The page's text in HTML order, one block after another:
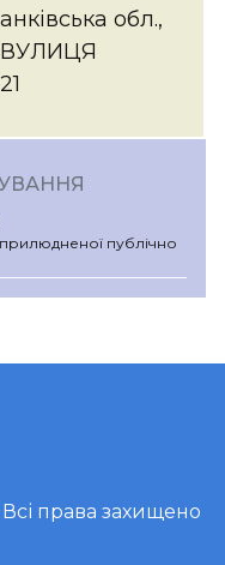
обл.,
ВУЛИЦЯ
публічно
Всі права захищено